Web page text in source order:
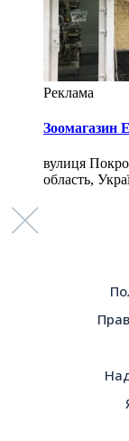
Реклама
Зоомагазин
вулиця
область,